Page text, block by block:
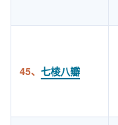
45、 七棱八瓣